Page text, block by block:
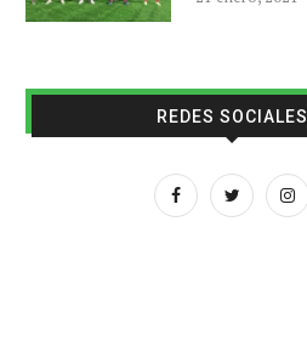
REDES SOCIALES